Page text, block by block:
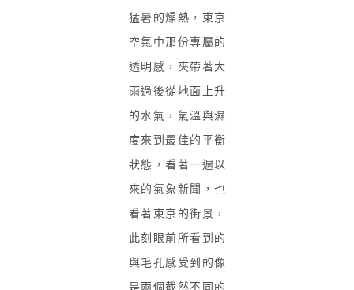
猛暑的燥熱，東京
空氣中那份專屬的
透明感，夾帶著大
雨過後從地面上升
的水氣，氣溫與濕
度來到最佳的平衡
狀態，看著一週以
來的氣象新聞，也
看著東京的街景，
此刻眼前所看到的
與毛孔感受到的像
是兩個截然不同的